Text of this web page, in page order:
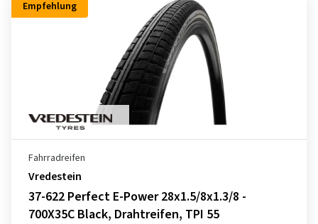
Empfehlung
Fahrradreifen
Vredestein
37-622 Perfect E-Power 28x1.5/8x1.3/8 -
700X35C Black, Drahtreifen, TPI 55